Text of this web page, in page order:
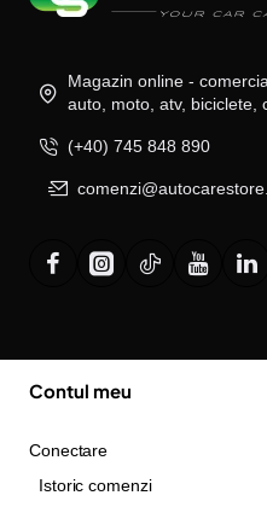
Magazin online -
auto, moto, atv, biciclete,
(+40) 745 848 890
Contul meu
Conectare
Istoric comenzi